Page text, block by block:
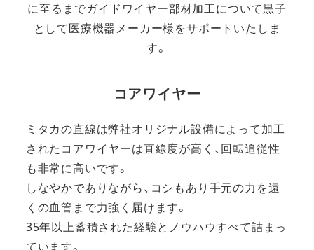
に至るまでガイドワイヤー部材加工について黒子
として医療機器メーカー様をサポートいたしま
す。
コアワイヤー
ミタカの直線は弊社オリジナル設備によって加工
されたコアワイヤーは直線度が高く、回転追従性
も非常に高いです。
しなやかでありながら、コシもあり手元の力を遠
くの血管まで力強く届けます。
35年以上蓄積された経験とノウハウすべて詰まっ
ています。